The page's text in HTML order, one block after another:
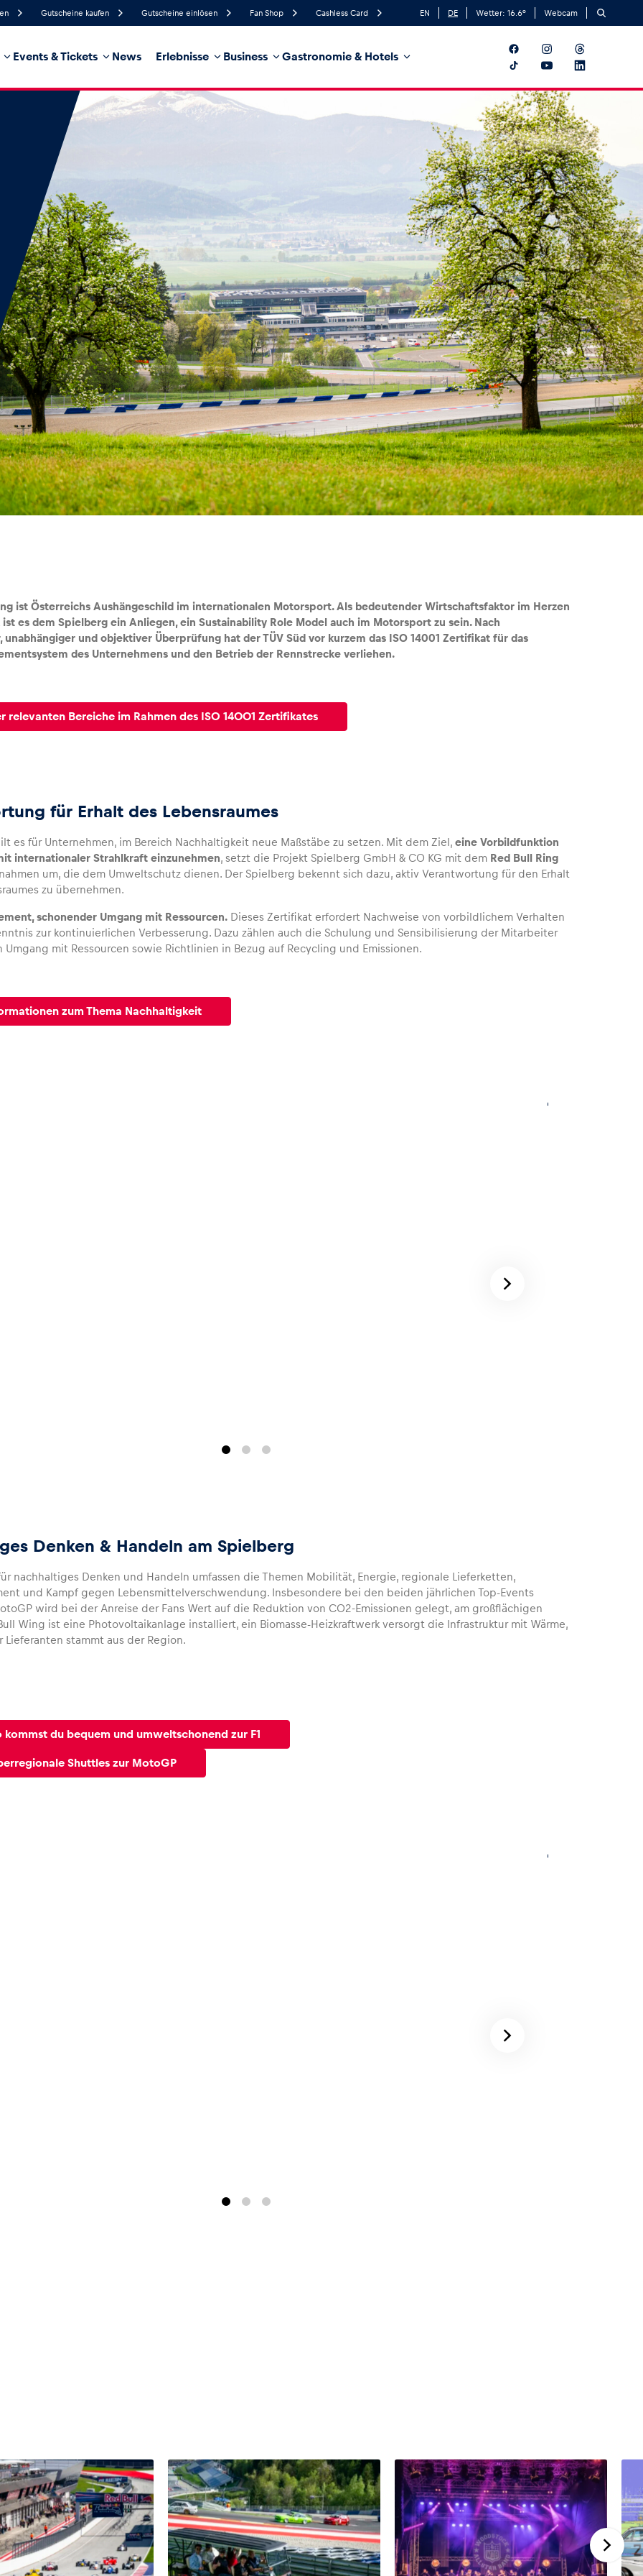
Gutscheine kaufen Gutscheine einlösen Fan Shop Cashless Card EN DE Wetter: 16.6° Webcam
Events & Tickets News Erlebnisse Business Gastronomie & Hotels
Regenwahrscheinlichkeit
Südwest
Business
ist Österreichs Aushängeschild im internationalen Motorsport. Als bedeutender Wirtschaftsfaktor im Herzen
es dem Spielberg ein Anliegen, einSustainability Role Model auch im Motorsport zu sein. Nach
unabhängiger und objektiver Überprüfung hat der TÜV Südvor kurzem das ISO 14001 Zertifikat für das
des Unternehmens und den Betrieb der Rennstrecke verliehen.
relevanten Bereiche im Rahmen des ISO 14001 Zertifikates
für Erhalt des Lebensraumes
es für Unternehmen, im Bereich Nachhaltigkeit neue Maßstäbe zu setzen. Mit dem Ziel,eine Vorbildfunktion
internationaler Strahlkraft einzunehmen, setzt die Projekt Spielberg GmbH & CO KG mit dem Red Bull Ring
um, die dem Umweltschutz dienen. Der Spielberg bekennt sich dazu, aktiv Verantwortung für den Erhalt
zu übernehmen.
schonender Umgang mit Ressourcen. Dieses Zertifikat erfordert Nachweise von vorbildlichem Verhalten
zur kontinuierlichen Verbesserung. Dazu zählen auch die Schulung und Sensibilisierung der Mitarbeiter
Umgang mit Ressourcen sowie Richtlinien in Bezug auf Recycling und Emissionen.
zum Thema Nachhaltigkeit
Denken & Handeln am Spielberg
nachhaltiges Denken und Handeln umfassen die Themen Mobilität, Energie, regionale Lieferketten,
und Kampf gegen Lebensmittelverschwendung. Insbesondere bei den beiden jährlichen Top-Events
wird bei der Anreise der Fans Wert auf die Reduktion von CO2-Emissionen gelegt, am großflächigen
Wing ist eine Photovoltaikanlage installiert, ein Biomasse-Heizkraftwerk versorgt die Infrastruktur mit Wärme,
Lieferanten stammt aus der Region.
kommst du bequem und umweltschonend zur F1
Shuttles zur MotoGP